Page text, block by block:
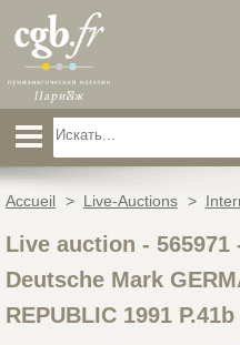
Accueil > Live-Auctions >
Live auction - 565971
Deutsche Mark
REPUBLIC 1991 P.41b